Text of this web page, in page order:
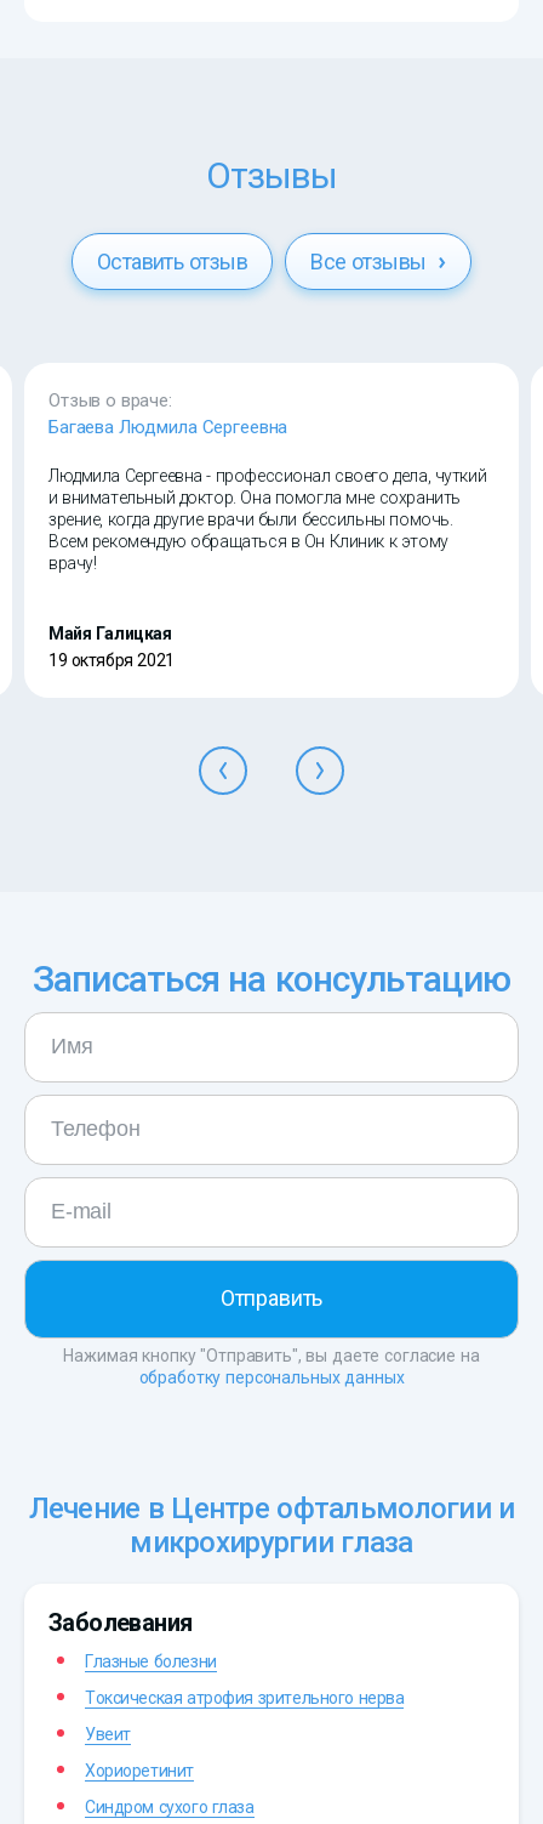
Отзывы
Оставить отзыв Все отзывы
Отзыв о враче:
Багаева Людмила Сергеевна
Людмила Сергеевна - профессионал своего дела, чуткий
и внимательный доктор. Она помогла мне сохранить
зрение, когда другие врачи были бессильны помочь.
Всем рекомендую обращаться в Он Клиник к этому
врачу!
Майя Галицкая
19 октября 2021
Записаться на консультацию
Нажимая кнопку "Отправить", вы даете согласие на
обработку персональных данных
Лечение в Центре офтальмологии и
микрохирургии глаза
Заболевания
Глазные болезни
Токсическая атрофия зрительного нерва
Увеит
Хориоретинит
Синдром сухого глаза